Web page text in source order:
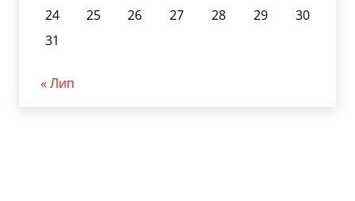
24
25 26 27 28 29
30
31
« Лип